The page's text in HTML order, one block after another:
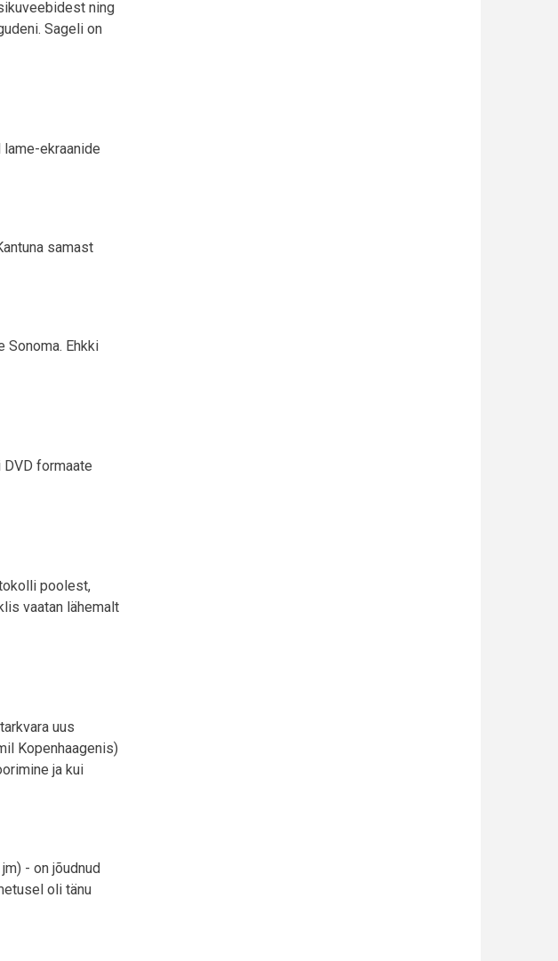
ning
Sageli on
ekraanide
samast
Sonoma. Ehkki
formaate
poolest,
vaatan lähemalt
uus
Kopenhaagenis)
ja kui
- on jõudnud
oli tänu